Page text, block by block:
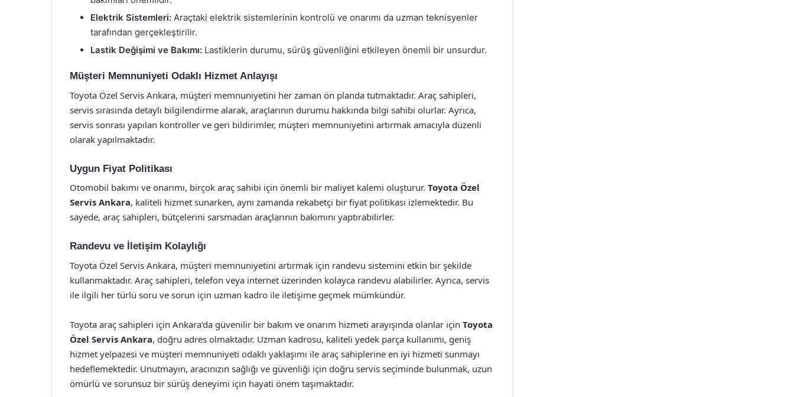
Elektrik Sistemleri: Araçtaki elektrik sistemlerinin kontrolü ve onarımı da uzman teknisyenler
tarafından gerçekleştirilir.
Lastik Değişimi ve Bakımı: Lastiklerin durumu, sürüş güvenliğini etkileyen önemli bir unsurdur.
Müşteri Memnuniyeti Odaklı Hizmet Anlayışı
Toyota Özel Servis Ankara, müşteri memnuniyetini her zaman ön planda tutmaktadır. Araç sahipleri,
servis sırasında detaylı bilgilendirme alarak, araçlarının durumu hakkında bilgi sahibi olurlar. Ayrıca,
servis sonrası yapılan kontroller ve geri bildirimler, müşteri memnuniyetini artırmak amacıyla düzenli
olarak yapılmaktadır.
Uygun Fiyat Politikası
Otomobil bakımı ve onarımı, birçok araç sahibi için önemli bir maliyet kalemi oluşturur. Toyota Özel
Servis Ankara, kaliteli hizmet sunarken, aynı zamanda rekabetçi bir fiyat politikası izlemektedir. Bu
sayede, araç sahipleri, bütçelerini sarsmadan araçlarının bakımını yaptırabilirler.
Randevu ve İletişim Kolaylığı
Toyota Özel Servis Ankara, müşteri memnuniyetini artırmak için randevu sistemini etkin bir şekilde
kullanmaktadır. Araç sahipleri, telefon veya internet üzerinden kolayca randevu alabilirler. Ayrıca, servis
ile ilgili her türlü soru ve sorun için uzman kadro ile iletişime geçmek mümkündür.
Toyota araç sahipleri için Ankara’da güvenilir bir bakım ve onarım hizmeti arayışında olanlar için Toyota
Özel Servis Ankara, doğru adres olmaktadır. Uzman kadrosu, kaliteli yedek parça kullanımı, geniş
hizmet yelpazesi ve müşteri memnuniyeti odaklı yaklaşımı ile araç sahiplerine en iyi hizmeti sunmayı
hedeflemektedir. Unutmayın, aracınızın sağlığı ve güvenliği için doğru servis seçiminde bulunmak, uzun
ömürlü ve sorunsuz bir sürüş deneyimi için hayati önem taşımaktadır.